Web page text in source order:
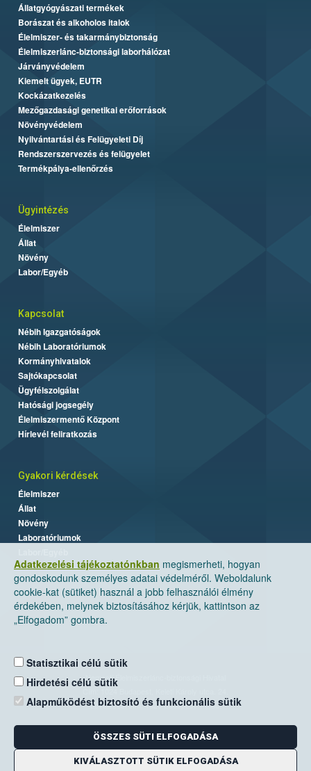
Adatkezelési tájékoztatónkban megismerheti, hogyan
gondoskodunk személyes adatai védelméről. Weboldalunk
cookie-kat (sütiket) használ a jobb felhasználói élmény
érdekében, melynek biztosításához kérjük, kattintson az
„Elfogadom” gombra.
Statisztikai célú sütik
Hirdetési célú sütik
Alapműködést biztosító és funkcionális sütik
ÖSSZES SÜTI ELFOGADÁSA
KIVÁLASZTOTT SÜTIK ELFOGADÁSA
Állatgyógyászati termékek
Borászat és alkoholos italok
Élelmiszer- és takarmánybiztonság
Élelmiszerlánc-biztonsági laborhálózat
Járványvédelem
Kiemelt ügyek, EUTR
Kockázatkezelés
Mezőgazdasági genetikai erőforrások
Növényvédelem
Nyilvántartási és Felügyeleti Díj
Rendszerszervezés és felügyelet
Termékpálya-ellenőrzés
Ügyintézés
Élelmiszer
Állat
Növény
Labor/Egyéb
Kapcsolat
Nébih Igazgatóságok
Nébih Laboratóriumok
Kormányhivatalok
Sajtókapcsolat
Ügyfélszolgálat
Hatósági jogsegély
Élelmiszermentő Központ
Hírlevél feliratkozás
Gyakori kérdések
Élelmiszer
Állat
Növény
Laboratóriumok
Nemzeti Élelmiszerlánc-biztonsági Hivatal
Levelezési cím: 1525 Budapest. Pf. 30.
E-mail:ugyfelszolgalat@nebih.gov.hu
Zöld szám: 06-80/263-244